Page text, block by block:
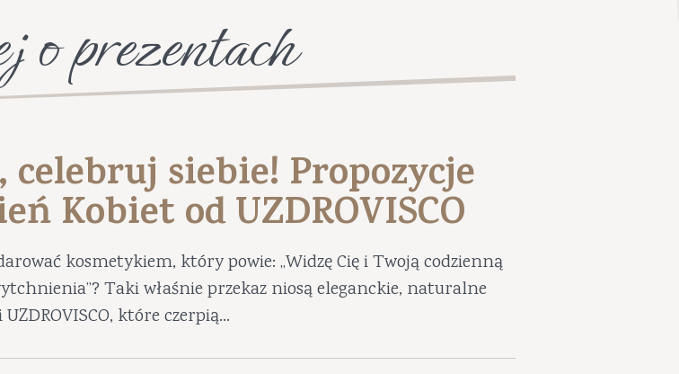
prezentach
celebruj siebie! Propozycje
Kobiet od UZDROVISCO
kosmetykiem, który powie: „Widzę Cię i Twoją codzienną
Taki właśnie przekaz niosą eleganckie, naturalne
które czerpią...